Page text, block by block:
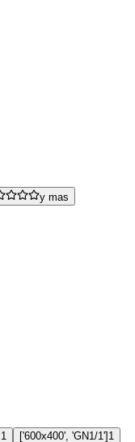
y mas
1 ['600x400', 'GN1/1'] 1